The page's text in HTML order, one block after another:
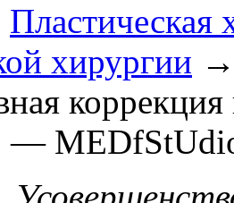
Пластическая
хирургии →
—